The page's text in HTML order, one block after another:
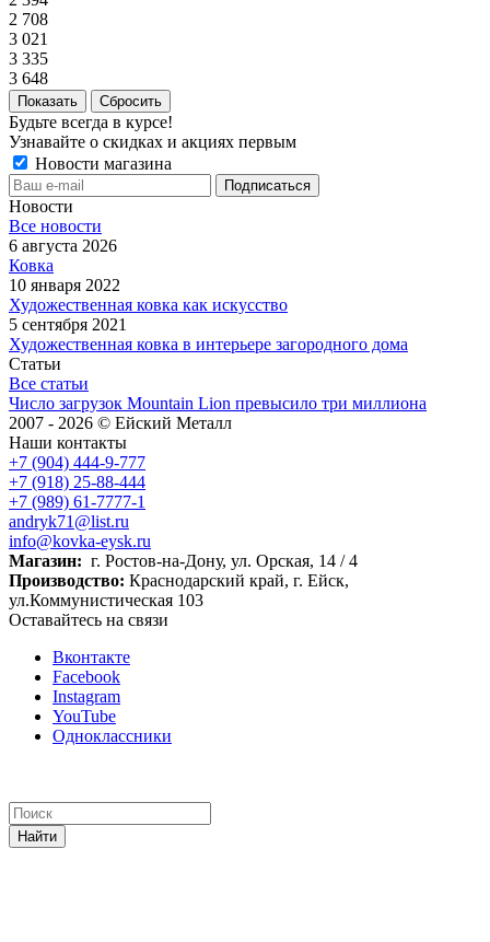
2 708
3 021
3 335
3 648
Сбросить
Будьте всегда в курсе!
Узнавайте о скидках и акциях первым
Новости магазина
Новости
Все новости
6 августа 2026
Ковка
10 января 2022
Художественная ковка как искусство
5 сентября 2021
Художественная ковка в интерьере загородного дома
Статьи
Все статьи
Число загрузок Mountain Lion превысило три миллиона
2007 - 2026 © Ейский Металл
Наши контакты
+7 (904) 444-9-777
+7 (918) 25-88-444
+7 (989) 61-7777-1
andryk71@list.ru
info@kovka-eysk.ru
Магазин: г. Ростов-на-Дону, ул. Орская, 14 / 4
Производство: Краснодарский край, г. Ейск,
ул.Коммунистическая 103
Оставайтесь на связи
Вконтакте
Facebook
Instagram
YouTube
Одноклассники
Найти